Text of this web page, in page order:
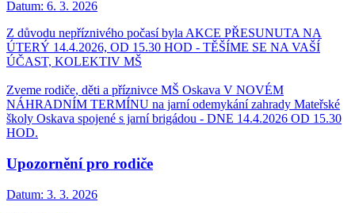
Datum: 6. 3. 2026
Z důvodu nepříznivého počasí byla AKCE PŘESUNUTA NA
ÚTERÝ 14.4.2026, OD 15.30 HOD - TĚŠÍME SE NA VAŠÍ
ÚČAST, KOLEKTIV MŠ
Zveme rodiče, děti a příznivce MŠ Oskava V NOVÉM
NÁHRADNÍM TERMÍNU na jarní odemykání zahrady Mateřské
školy Oskava spojené s jarní brigádou - DNE 14.4.2026 OD 15.30
HOD.
Upozornění pro rodiče
Datum: 3. 3. 2026